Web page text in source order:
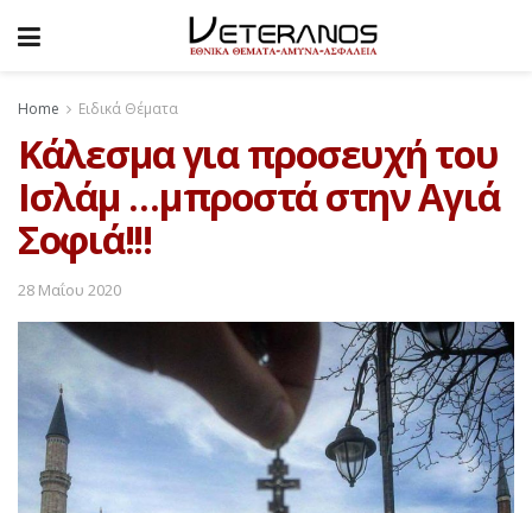
Home Ειδικά Θέματα
Κάλεσμα για προσευχή του
Ισλάμ …μπροστά στην Αγιά
Σοφιά!!!
28 Μαΐου 2020